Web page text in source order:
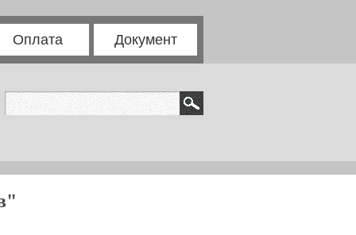
Оплата Документ